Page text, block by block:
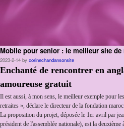
Skip to primary content
Aller au contenu secondaire
Mobile pour senior : le meilleur site de
2023-2-14 by corinechandansonsite
Enchanté de rencontrer en
amoureuse gratuit
Il est aussi, à mon sens, le meilleur exemple pour
retraites », déclare le directeur de la fondation
La proposition du projet, déposée le 1er avril par
président de l'assemblée nationale), est la deuxième